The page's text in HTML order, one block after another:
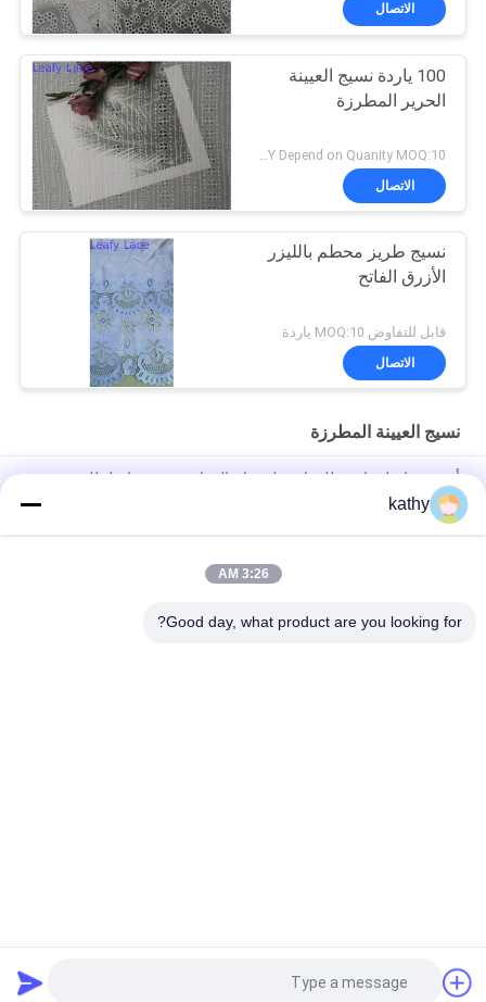
الاتصال
100 ياردة نسيج العيينة
الحرير المطرزة
USD11-12/Y Depend on Quanity MOQ:10 ياردة
الاتصال
نسيج طريز محطم بالليزر
الأزرق الفاتح
قابل للتفاوض MOQ:10 ياردة
الاتصال
نسيج العيينة المطرزة
أقمشة دانتيل فاخرة للعرائس لفستان الزفاف، مصنع دانتيل للتصدير
لصناعة الأزياء
صانع نسيج العنق مع تصاميم مخصصة نسيج العنق المتميز لتصميم
kathy
3:26 AM
Good day, what product are you looking for?